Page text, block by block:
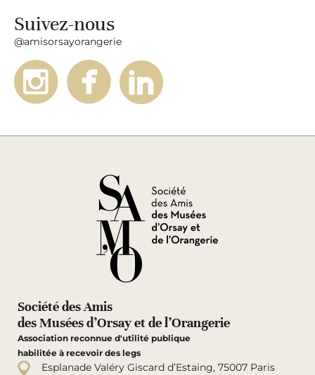
Suivez-nous
@amisorsayorangerie
Société des Amis
des Musées d’Orsay et de l’Orangerie
Association reconnue d'utilité publique
habilitée à recevoir des legs
Esplanade Valéry Giscard d’Estaing, 75007 Paris